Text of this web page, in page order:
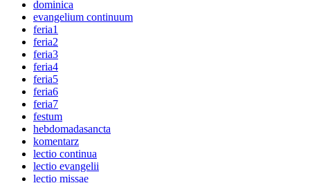
dominica
evangelium continuum
feria1
feria2
feria3
feria4
feria5
feria6
feria7
festum
hebdomadasancta
komentarz
lectio continua
lectio evangelii
lectio missae